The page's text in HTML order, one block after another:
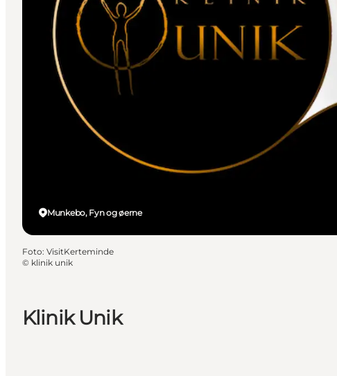
Klinik Unik
Munkebo, Fyn og øerne
Foto: VisitKerteminde
© klinik unik